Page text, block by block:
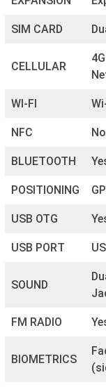
SIM CARD
CELLULAR
WI-FI
NFC No
BLUETOOTH
POSITIONING
USB OTG
USB PORT
SOUND
FM RADIO
BIOMETRICS